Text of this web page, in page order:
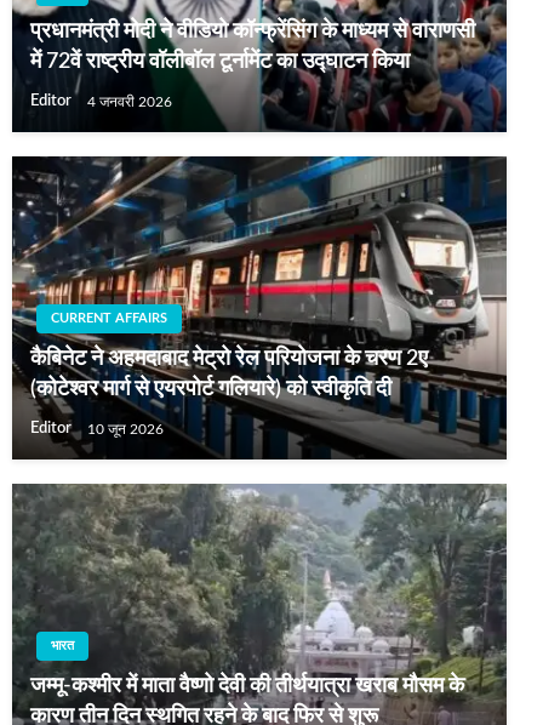
प्रधानमंत्री मोदी ने वीडियो कॉन्फ्रेंसिंग के माध्यम से वाराणसी
में 72वें राष्ट्रीय वॉलीबॉल टूर्नामेंट का उद्घाटन किया
Editor 4 जनवरी 2026
CURRENT AFFAIRS
कैबिनेट ने अहमदाबाद मेट्रो रेल परियोजना के चरण 2ए
(कोटेश्वर मार्ग से एयरपोर्ट गलियारे) को स्वीकृति दी
Editor 10 जून 2026
भारत
जम्मू-कश्मीर में माता वैष्णो देवी की तीर्थयात्रा खराब मौसम के
कारण तीन दिन स्थगित रहने के बाद फिर से शुरू